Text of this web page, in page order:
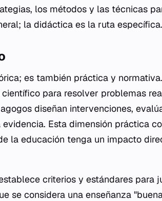
los métodos y las técnicas
la didáctica es la ruta específica.
es también práctica y
para resolver problemas
diseñan intervenciones,
Esta dimensión práctica
la educación tenga un impacto
criterios y estándares para
se considera una enseñanza